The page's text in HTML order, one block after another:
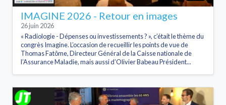
IMAGINE 2026 - Retour en images
26 juin 2026
« Radiologie - Dépenses ou investissements ? », c’était le thème du
congrès Imagine. L’occasion de recueillir les points de vue de
Thomas Fatôme, Directeur Général de la Caisse nationale de
l’Assurance Maladie, mais aussi d’Olivier Babeau Président...